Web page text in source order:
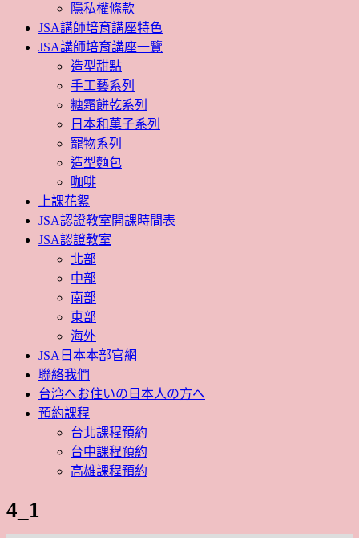
隱私權條款
JSA講師培育講座特色
JSA講師培育講座一覽
造型甜點
手工藝系列
糖霜餅乾系列
日本和菓子系列
寵物系列
造型麵包
咖啡
上課花絮
JSA認證教室開課時間表
JSA認證教室
北部
中部
南部
東部
海外
JSA日本本部官網
聯絡我們
台湾へお住いの日本人の方へ
預約課程
台北課程預約
台中課程預約
高雄課程預約
4_1